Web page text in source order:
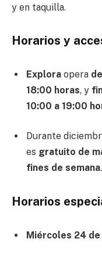
y en taquilla.
Horarios y
Explora opera
18:00 horas, y
10:00 a 19:00
Durante
es gratuito de
fines de semana.
Horarios
Miércoles 24